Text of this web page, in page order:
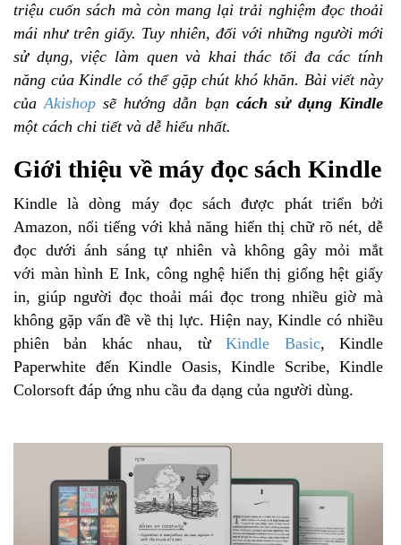
triệu cuốn sách mà còn mang lại trải nghiệm đọc thoải
mái như trên giấy. Tuy nhiên, đối với những người mới
sử dụng, việc làm quen và khai thác tối đa các tính
năng của Kindle có thể gặp chút khó khăn. Bài viết này
củaAkishop sẽ hướng dẫn bạn cách sử dụng Kindle
một cách chi tiết và dễ hiểu nhất.
Giới thiệu về máy đọc sách Kindle
Kindle là dòng máy đọc sách được phát triển bởi
Amazon, nổi tiếng với khả năng hiển thị chữ rõ nét, dễ
đọc dưới ánh sáng tự nhiên và không gây mỏi mắt
với màn hình E Ink, công nghệ hiển thị giống hệt giấy
in, giúp người đọc thoải mái đọc trong nhiều giờ mà
không gặp vấn đề về thị lực. Hiện nay, Kindle có nhiều
phiên bản khác nhau, từKindle Basic, Kindle
Paperwhite đến Kindle Oasis, Kindle Scribe, Kindle
Colorsoft đáp ứng nhu cầu đa dạng của người dùng.